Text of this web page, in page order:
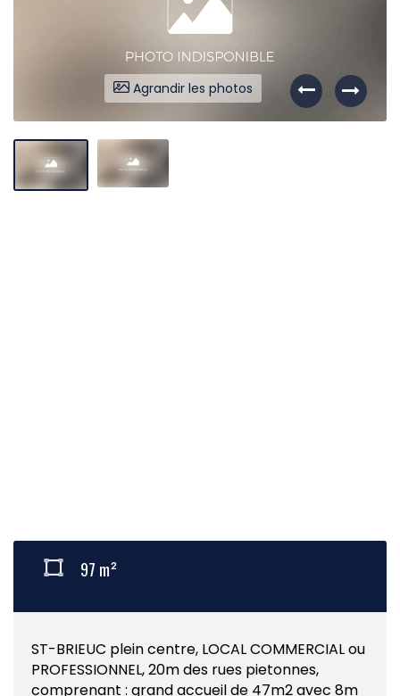
Agrandir les photos
97 m²
ST-BRIEUC plein centre, LOCAL COMMERCIAL ou
PROFESSIONNEL, 20m des rues pietonnes,
comprenant : grand accueil de 47m2 avec 8m